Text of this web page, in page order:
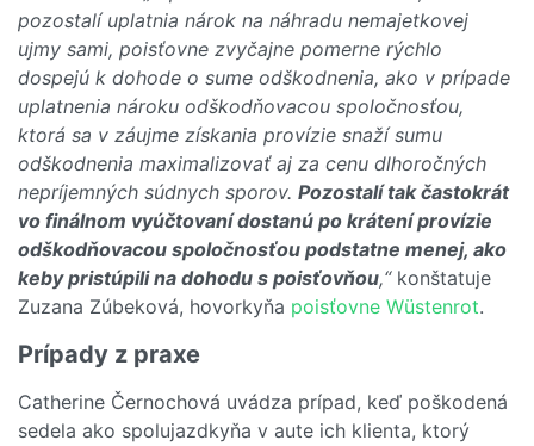
pozostalí uplatnia nárok na náhradu nemajetkovej
ujmy sami, poisťovne zvyčajne pomerne rýchlo
dospejú k dohode o sume odškodnenia, ako v prípade
uplatnenia nároku odškodňovacou spoločnosťou,
ktorá sa v záujme získania provízie snaží sumu
odškodnenia maximalizovať aj za cenu dlhoročných
nepríjemných súdnych sporov. Pozostalí tak častokrát
vo finálnom vyúčtovaní dostanú po krátení provízie
odškodňovacou spoločnosťou podstatne menej, ako
keby pristúpili na dohodu s poisťovňou,“konštatuje
Zuzana Zúbeková, hovorkyňa poisťovne Wüstenrot.
Prípady z praxe
Catherine Černochová uvádza prípad, keď poškodená
sedela ako spolujazdkyňa v aute ich klienta, ktorý